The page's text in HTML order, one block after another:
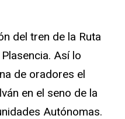
del tren de la Ruta
Así lo
de oradores el
en el seno de la
Autónomas.